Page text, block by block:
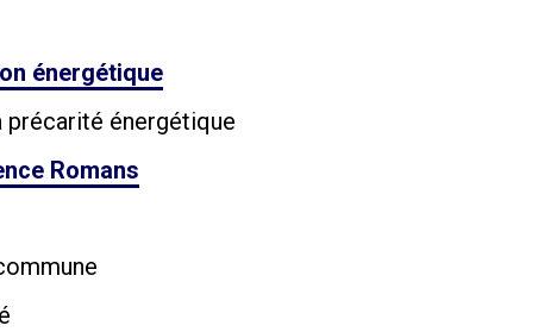
énergétique
énergétique
Romans